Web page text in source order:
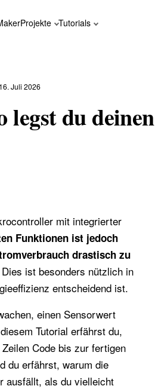
Projekte Tutorials
Juli 2026
legst du deinen
mit integrierter
Funktionen ist jedoch
drastisch zu
Dies ist besonders nützlich in
entscheidend ist.
einen Sensorwert
Tutorial erfährst du,
Code bis zur fertigen
du erfährst, warum die
ausfällt, als du vielleicht